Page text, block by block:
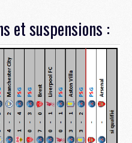
et suspensions :